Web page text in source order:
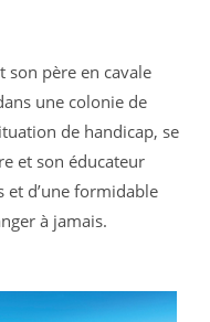
son père en cavale
une colonie de
de handicap, se
et son éducateur
et d’une formidable
à jamais.